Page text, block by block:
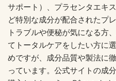
サポート）、プラセンタエキ
ど特別な成分が配合されたプ
トラブルや便秘が気になる方
てトータルケアをしたい方に
めですが、成分品質や製法に
っています。公式サイトの成